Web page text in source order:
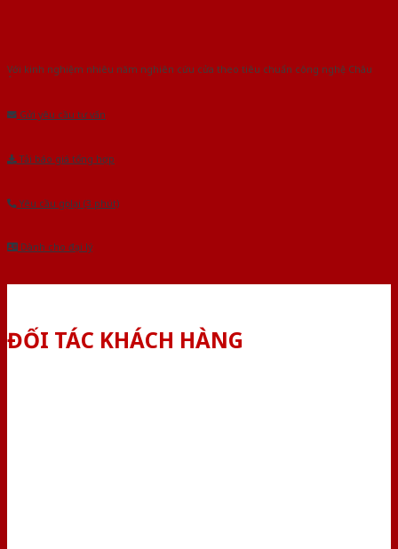
Với kinh nghiệm nhiêu năm nghiên cứu cửa theo tiêu chuẩn công nghệ Châu
Gửi yêu cầu tư vấn
Tải báo giá tổng hợp
Yêu cầu gọi lại (3 phút)
Dành cho đại lý
ĐỐI TÁC KHÁCH HÀNG